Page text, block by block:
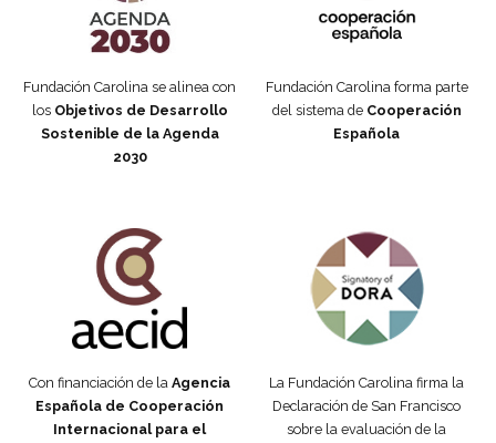
Fundación Carolina se alinea con
los Objetivos de Desarrollo
Sostenible de la Agenda
2030
Fundación Carolina forma parte
del sistema de Cooperación
Española
Con financiación de la Agencia
Española de Cooperación
Internacional para el
La Fundación Carolina firma la
Declaración de San Francisco
sobre la evaluación de la